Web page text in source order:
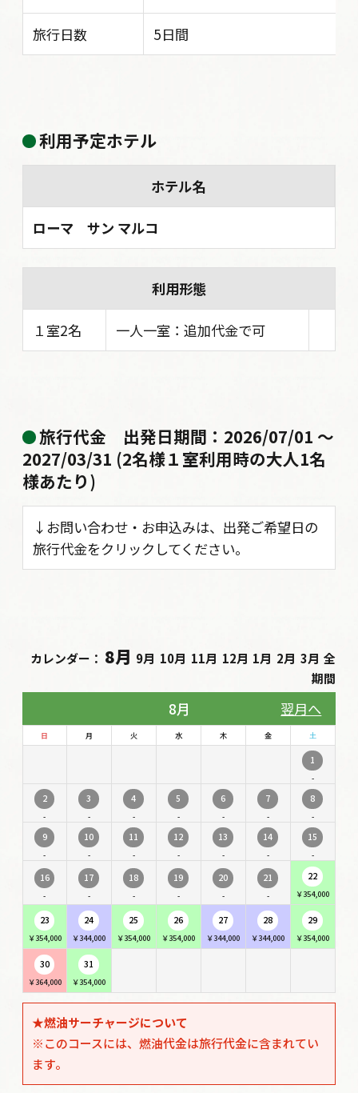
旅行日数 5日間
利用予定ホテル
ホテル名
ローマ サン マルコ
利用形態
１室2名 一人一室：追加代金で可
旅行代金 出発日期間：2026/07/01 〜
2027/03/31 (2名様１室利用時の大人1名
様あたり)
↓お問い合わせ・お申込みは、出発ご希望日の
旅行代金をクリックしてください。
カレンダー： 8月 9月 10月 11月 12月 1月 2月 3月 全
期間
8月 翌月へ
日 月 火 水 木 金 土
1
-
2
-
3
-
4
-
5
-
6
-
7
-
8
-
9
-
10
-
11
-
12
-
13
-
14
-
15
-
16
-
17
-
18
-
19
-
20
-
21
-
22
￥354,000
23
￥354,000
24
￥344,000
25
￥354,000
26
￥354,000
27
￥344,000
28
￥344,000
29
￥354,000
30
￥364,000
31
￥354,000
★燃油サーチャージについて
※このコースには、燃油代金は旅行代金に含まれてい
ます。